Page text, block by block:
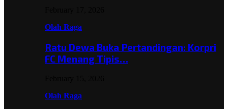
Olah Raga
Ratu Dewa Buka Pertandingan: Korpri
FC Menang Tipis…
Olah Raga